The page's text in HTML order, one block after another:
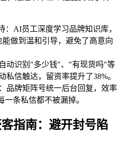
：AI员工深度学习品牌知识库，
能做到温和引导，避免了高意向
动识别"多少钱"、"有现货吗"等
私信触达，留资率提升了38%。
品牌矩阵号统一后台回复，效率
一条私信都不被漏掉。
指南：避开封号陷